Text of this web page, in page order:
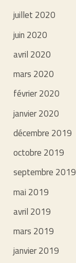
juillet 2020
juin 2020
avril 2020
mars 2020
février 2020
janvier 2020
décembre 2019
octobre 2019
septembre 2019
mai 2019
avril 2019
mars 2019
janvier 2019